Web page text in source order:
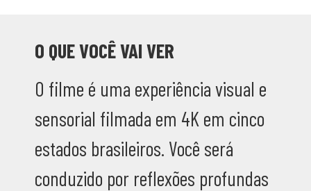
O QUE VOCÊ VAI VER
O filme é uma experiência visual e
sensorial filmada em 4K em cinco
estados brasileiros. Você será
conduzido por reflexões profundas